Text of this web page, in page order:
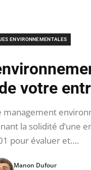
ENVIRONNEMENTALES
votre
management
la solidité d’une
pour évaluer et….
Manon Dufour